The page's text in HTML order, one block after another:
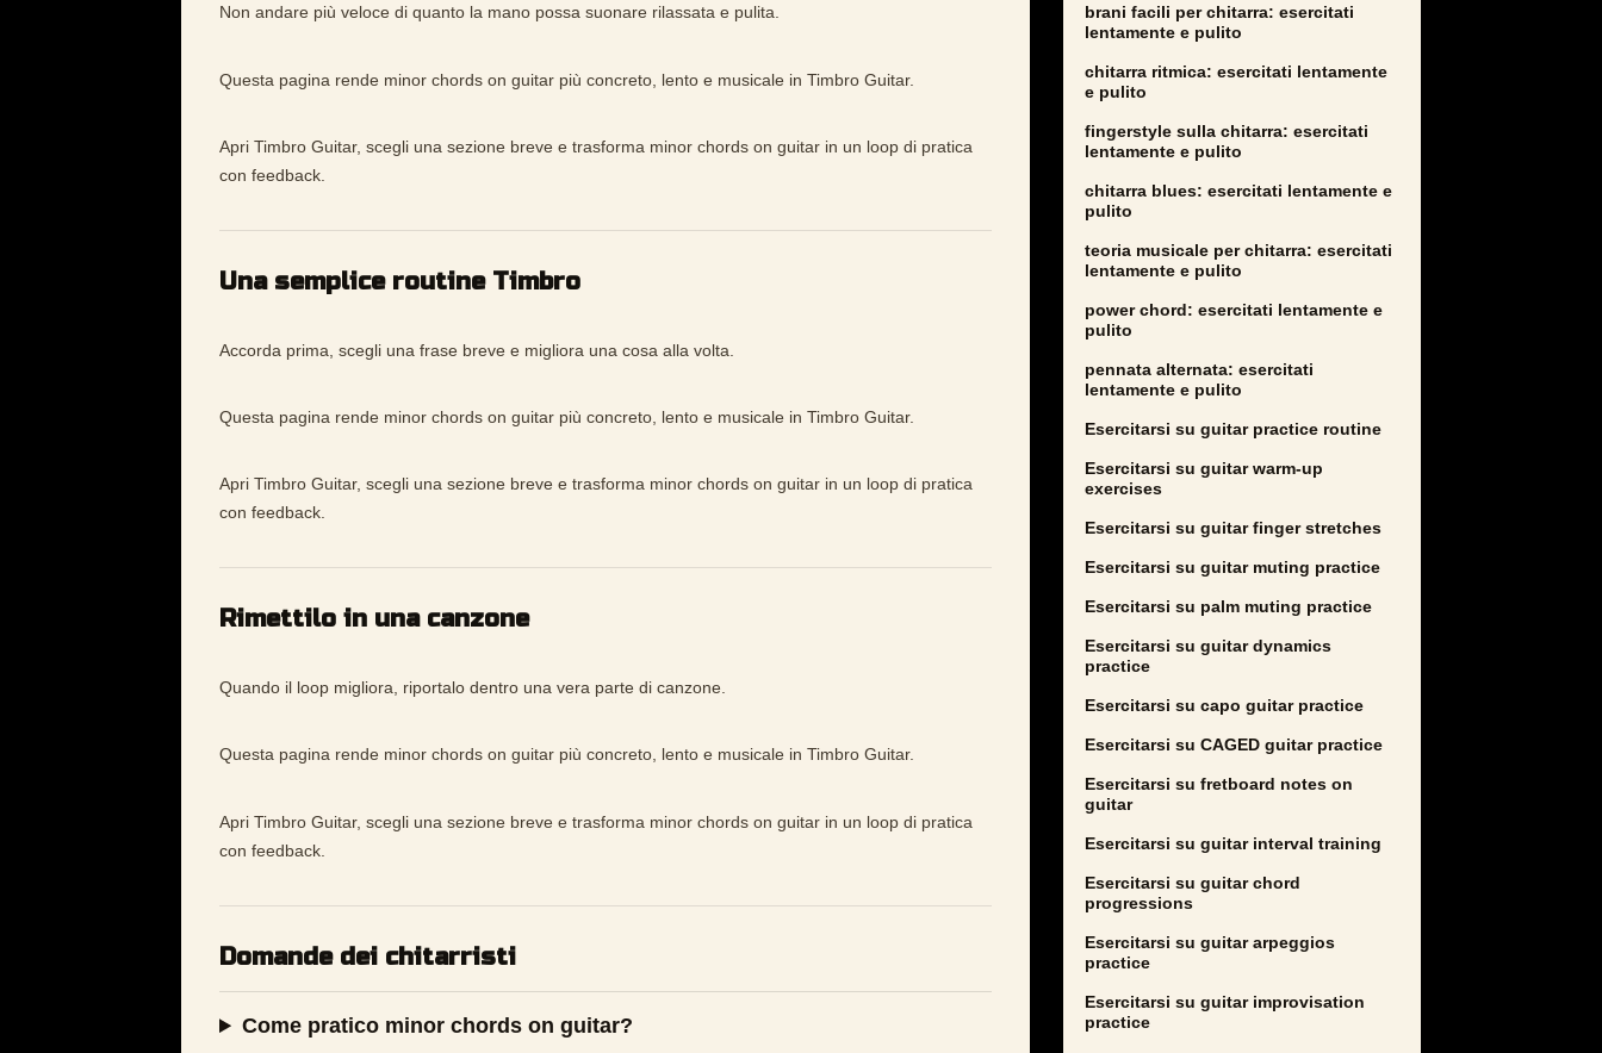
Non andare più veloce di quanto la mano possa suonare rilassata e pulita.
Questa pagina rende minor chords on guitar più concreto, lento e musicale in Timbro Guitar.
Apri Timbro Guitar, scegli una sezione breve e trasforma minor chords on guitar in un loop di pratica
con feedback.
Una semplice routine Timbro
Accorda prima, scegli una frase breve e migliora una cosa alla volta.
Questa pagina rende minor chords on guitar più concreto, lento e musicale in Timbro Guitar.
Apri Timbro Guitar, scegli una sezione breve e trasforma minor chords on guitar in un loop di pratica
con feedback.
Rimettilo in una canzone
Quando il loop migliora, riportalo dentro una vera parte di canzone.
Questa pagina rende minor chords on guitar più concreto, lento e musicale in Timbro Guitar.
Apri Timbro Guitar, scegli una sezione breve e trasforma minor chords on guitar in un loop di pratica
con feedback.
Domande dei chitarristi
Come pratico minor chords on guitar?
brani facili per chitarra: esercitati
lentamente e pulito
chitarra ritmica: esercitati lentamente
e pulito
fingerstyle sulla chitarra: esercitati
lentamente e pulito
chitarra blues: esercitati lentamente e
pulito
teoria musicale per chitarra: esercitati
lentamente e pulito
power chord: esercitati lentamente e
pulito
pennata alternata: esercitati
lentamente e pulito
Esercitarsi su guitar practice routine
Esercitarsi su guitar warm-up
exercises
Esercitarsi su guitar finger stretches
Esercitarsi su guitar muting practice
Esercitarsi su palm muting practice
Esercitarsi su guitar dynamics
practice
Esercitarsi su capo guitar practice
Esercitarsi su CAGED guitar practice
Esercitarsi su fretboard notes on
guitar
Esercitarsi su guitar interval training
Esercitarsi su guitar chord
progressions
Esercitarsi su guitar arpeggios
practice
Esercitarsi su guitar improvisation
practice